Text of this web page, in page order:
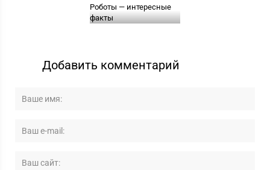
Роботы — интересные
факты
Добавить комментарий